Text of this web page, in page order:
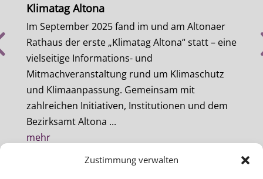
Zustimmung verwalten
Klimatag Altona
Im September 2025 fand im und am Altonaer
Rathaus der erste „Klimatag Altona“ statt – eine
vielseitige Informations- und
Mitmachveranstaltung rund um Klimaschutz
und Klimaanpassung. Gemeinsam mit
zahlreichen Initiativen, Institutionen und dem
Bezirksamt Altona ...
mehr
die